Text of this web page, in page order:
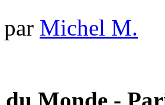
Michel M.
Monde -